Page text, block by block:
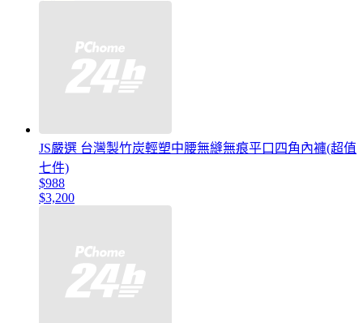
JS嚴選 台灣製竹炭輕塑中腰無縫無痕平口四角內褲(超值
七件)
$988
$3,200